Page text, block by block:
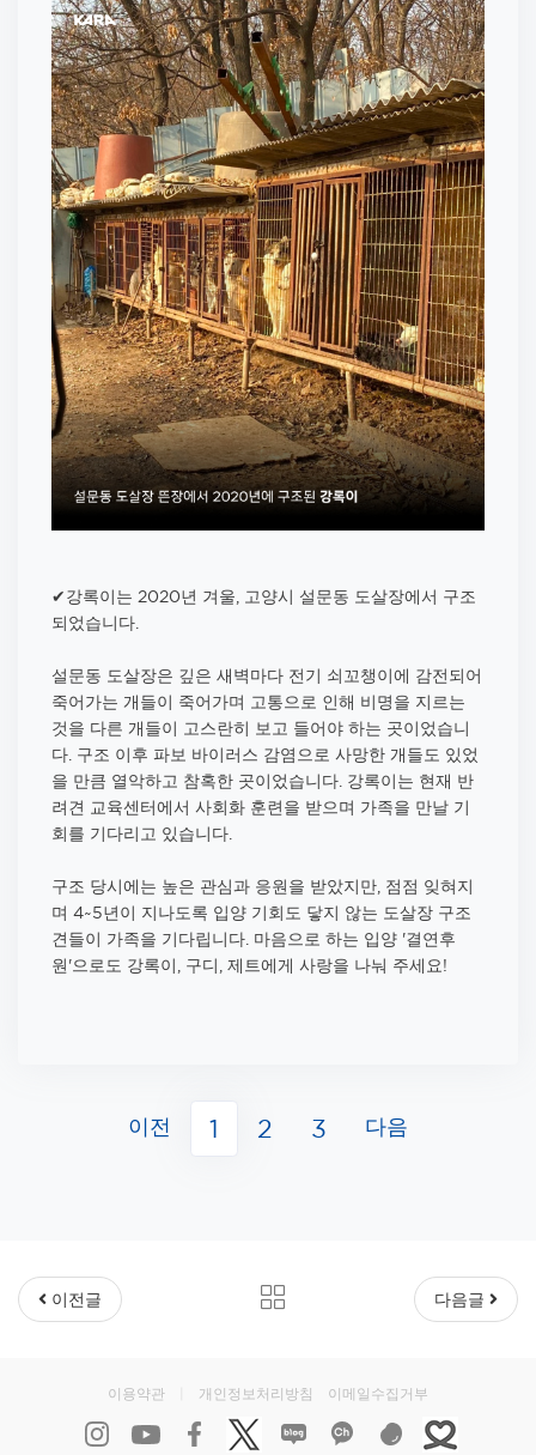
✔강록이는 2020년 겨울, 고양시 설문동 도살장에서 구조
되었습니다.
설문동 도살장은 깊은 새벽마다 전기 쇠꼬챙이에 감전되어
죽어가는 개들이 죽어가며 고통으로 인해 비명을 지르는
것을 다른 개들이 고스란히 보고 들어야 하는 곳이었습니
다. 구조 이후 파보 바이러스 감염으로 사망한 개들도 있었
을 만큼 열악하고 참혹한 곳이었습니다. 강록이는 현재 반
려견 교육센터에서 사회화 훈련을 받으며 가족을 만날 기
회를 기다리고 있습니다.
구조 당시에는 높은 관심과 응원을 받았지만, 점점 잊혀지
며 4~5년이 지나도록 입양 기회도 닿지 않는 도살장 구조
견들이 가족을 기다립니다. 마음으로 하는 입양 '결연후
원'으로도 강록이, 구디, 제트에게 사랑을 나눠 주세요!
이전 1 2 3 다음
이전글 다음글
이용약관 개인정보처리방침 이메일수집거부